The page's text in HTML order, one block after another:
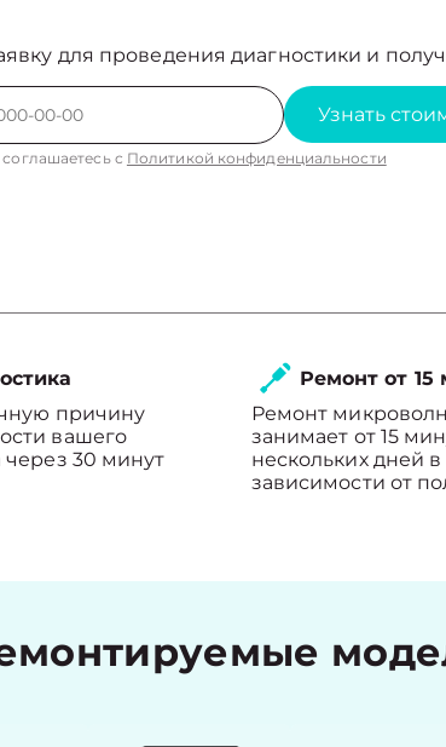
для проведения диагностики и
Узнать
с Политикой конфиденциальности
причину
вашего
через 30 минут
Ремонт от 15
Ремонт
занимает от 15
нескольких дней в
зависимости от